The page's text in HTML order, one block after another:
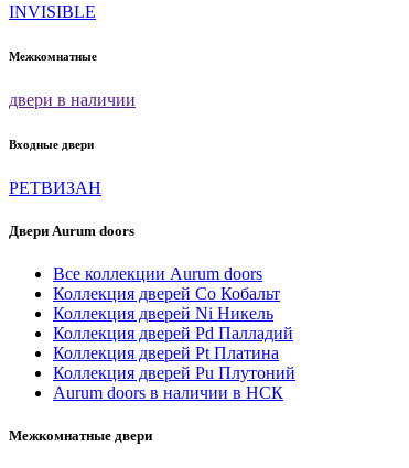
INVISIBLE
Межкомнатные
двери в наличии
Входные двери
РЕТВИЗАН
Двери Aurum doors
Все коллекции Aurum doors
Коллекция дверей Co Кобальт
Коллекция дверей Ni Никель
Коллекция дверей Pd Палладий
Коллекция дверей Pt Платина
Коллекция дверей Pu Плутоний
Aurum doors в наличии в НСК
Межкомнатные двери